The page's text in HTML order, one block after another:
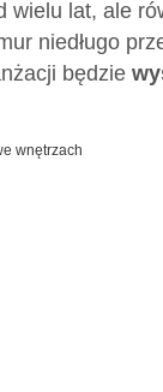
wielu lat, ale
niedługo
będzie
wnętrzach